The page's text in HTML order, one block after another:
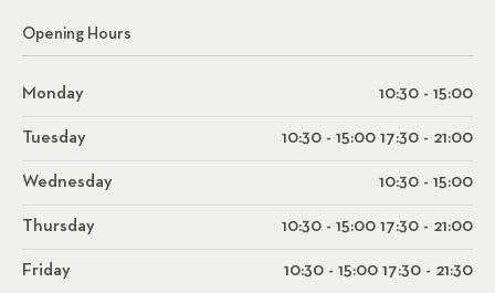
Opening Hours
Monday 10:30 - 15:00
Tuesday 10:30 - 15:00 17:30 - 21:00
Wednesday 10:30 - 15:00
Thursday 10:30 - 15:00 17:30 - 21:00
Friday 10:30 - 15:00 17:30 - 21:30